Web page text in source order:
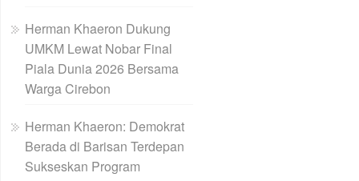
Herman Khaeron Dukung
UMKM Lewat Nobar Final
Piala Dunia 2026 Bersama
Warga Cirebon
Herman Khaeron: Demokrat
Berada di Barisan Terdepan
Sukseskan Program